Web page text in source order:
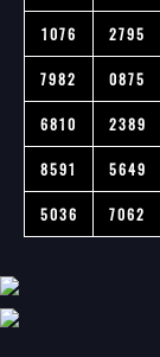
1076
7982
6810
8591
5036
2795
0875
2389
5649
7062